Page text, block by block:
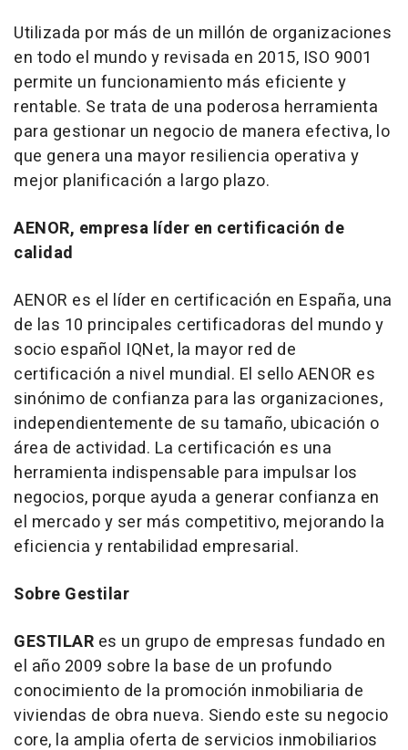
Utilizada por más de un millón de organizaciones
en todo el mundo y revisada en 2015, ISO 9001
permite un funcionamiento más eficiente y
rentable. Se trata de una poderosa herramienta
para gestionar un negocio de manera efectiva, lo
que genera una mayor resiliencia operativa y
mejor planificación a largo plazo.
AENOR, empresa líder en certificación de
calidad
AENOR es el líder en certificación en España, una
de las 10 principales certificadoras del mundo y
socio español IQNet, la mayor red de
certificación a nivel mundial. El sello AENOR es
sinónimo de confianza para las organizaciones,
independientemente de su tamaño, ubicación o
área de actividad. La certificación es una
herramienta indispensable para impulsar los
negocios, porque ayuda a generar confianza en
el mercado y ser más competitivo, mejorando la
eficiencia y rentabilidad empresarial.
Sobre Gestilar
GESTILAR es un grupo de empresas fundado en
el año 2009 sobre la base de un profundo
conocimiento de la promoción inmobiliaria de
viviendas de obra nueva. Siendo este su negocio
core, la amplia oferta de servicios inmobiliarios